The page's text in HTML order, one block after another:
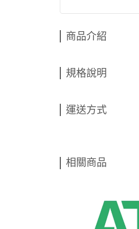
商品介紹
規格說明
運送方式
相關商品